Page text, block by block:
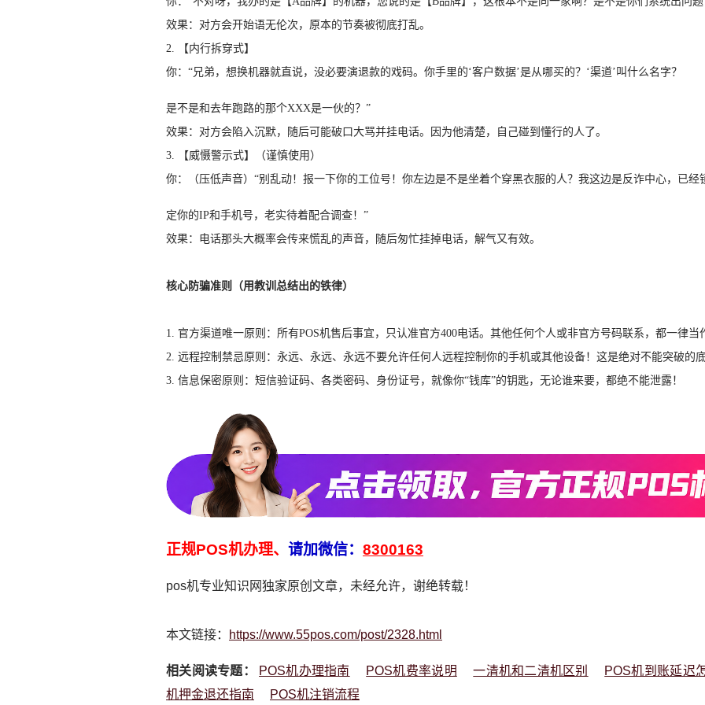
效果：对方会开始语无伦次，原本的节奏被彻底打乱。
2. 【内行拆穿式】
你：“兄弟，想换机器就直说，没必要演退款的戏码。你手里的‘客户数据’是从哪买的？‘渠道’叫什么名字？
是不是和去年跑路的那个XXX是一伙的？”
效果：对方会陷入沉默，随后可能破口大骂并挂电话。因为他清楚，自己碰到懂行的人了。
3. 【威慑警示式】（谨慎使用）
你：（压低声音）“别乱动！报一下你的工位号！你左边是不是坐着个穿黑衣服的人？我这边是反诈中心，已经
定你的IP和手机号，老实待着配合调查！”
效果：电话那头大概率会传来慌乱的声音，随后匆忙挂掉电话，解气又有效。
核心防骗准则（用教训总结出的铁律）
1. 官方渠道唯一原则：所有POS机售后事宜，只认准官方400电话。其他任何个人或非官方号码联系，都一律当
2. 远程控制禁忌原则：永远、永远、永远不要允许任何人远程控制你的手机或其他设备！这是绝对不能突破的底
3. 信息保密原则：短信验证码、各类密码、身份证号，就像你“钱库”的钥匙，无论谁来要，都绝不能泄露！
正规POS机办理、 请加微信： 8300163
pos机专业知识网独家原创文章，未经允许，谢绝转载！
本文链接： https://www.55pos.com/post/2328.html
相关阅读专题： POS机办理指南 POS机费率说明 一清机和二清机区别 POS机到账延迟
机押金退还指南
POS机注销流程